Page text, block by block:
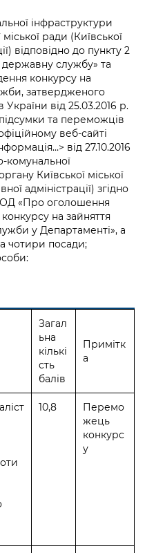
КМВА
громадян
ділянки
Цифровий
переміщених
«Відкритий
стану
доступом
та
дій чи
інформації
на
анонси від
/
/
воєнного
of
law
for mass
інфраструктури
ради (Київської
відповідно до пункту 2
державну службу» та
конкурсу на
затвердженого
України від 25.03.2016 р.
та переможців
веб-сайті
від 27.10.2016
комунальної
Київської міської
адміністрації) згідно
ОД «Про оголошення
на зайняття
у Департаменті», а
чотири посади;
Загал
ьна
кількі
сть
балів
Примітк
а
10,8
Перемо
жець
конкурс
у